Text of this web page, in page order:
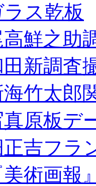
ラス乾板
高鮮之助
新調査
海竹太郎
真原板デ
吉フラ
美術画